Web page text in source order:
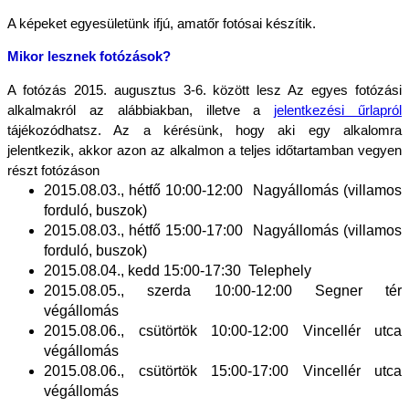
A képeket egyesületünk ifjú, amatőr fotósai készítik.
Mikor lesznek fotózások?
A fotózás 2015. augusztus 3-6. között lesz Az egyes fotózási
alkalmakról az alábbiakban, illetve a jelentkezési űrlapról
tájékozódhatsz. Az a kérésünk, hogy aki egy alkalomra
jelentkezik, akkor azon az alkalmon a teljes időtartamban vegyen
részt fotózáson
2015.08.03., hétfő 10:00-12:00  Nagyállomás (villamos
forduló, buszok)
2015.08.03., hétfő 15:00-17:00  Nagyállomás (villamos
forduló, buszok)
2015.08.04., kedd 15:00-17:30  Telephely
2015.08.05., szerda 10:00-12:00 Segner tér
végállomás
2015.08.06., csütörtök 10:00-12:00 Vincellér utca
végállomás
2015.08.06., csütörtök 15:00-17:00 Vincellér utca
végállomás